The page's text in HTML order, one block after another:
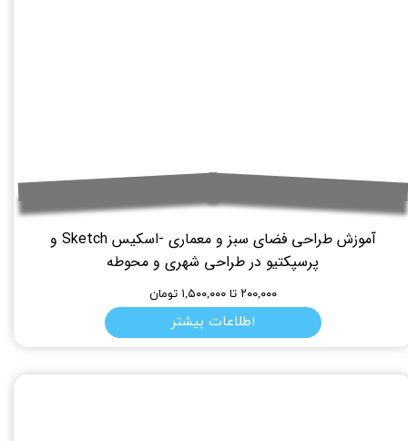
آموزش طراحی فضای سبز و معماری -اسکیس Sketch و
پرسپکتیو در طراحی شهری و محوطه
۲۰۰,۰۰۰ تا ۱,۵۰۰,۰۰۰ تومان
اطلاعات بیشتر